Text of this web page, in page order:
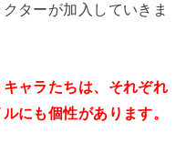
ターが加入していきま
ャラたちは、それぞれ
にも個性があります。